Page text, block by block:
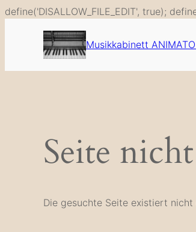
define('DISALLOW_FILE_EDIT', true);
Musikkabinett
Seite
Die gesuchte Seite existiert